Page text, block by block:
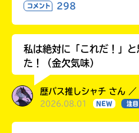
コメント 298
私は絶対に「これだ！」
た！（金欠気味）
歴バス推しシャチ さん
2026.08.01 NEW 注